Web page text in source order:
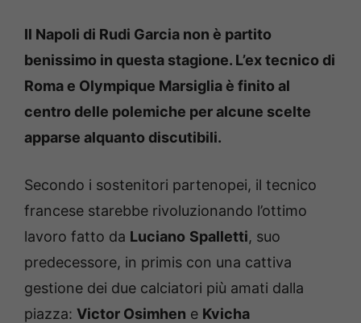
Il Napoli di Rudi Garcia non è partito
benissimo in questa stagione. L’ex tecnico di
Roma e Olympique Marsiglia è finito al
centro delle polemiche per alcune scelte
apparse alquanto discutibili.
Secondo i sostenitori partenopei, il tecnico
francese starebbe rivoluzionando l’ottimo
lavoro fatto da Luciano Spalletti, suo
predecessore, in primis con una cattiva
gestione dei due calciatori più amati dalla
piazza: Victor Osimhen e Kvicha